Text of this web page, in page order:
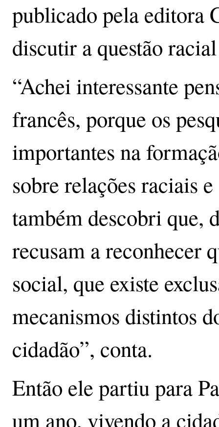
publicado pela editora
discutir a questão
“Achei interessante
francês, porque os
importantes na
sobre relações raciais
também descobri que,
recusam a reconhecer
social, que existe
mecanismos distintos
cidadão”, conta.
Então ele partiu para
um ano, vivendo a